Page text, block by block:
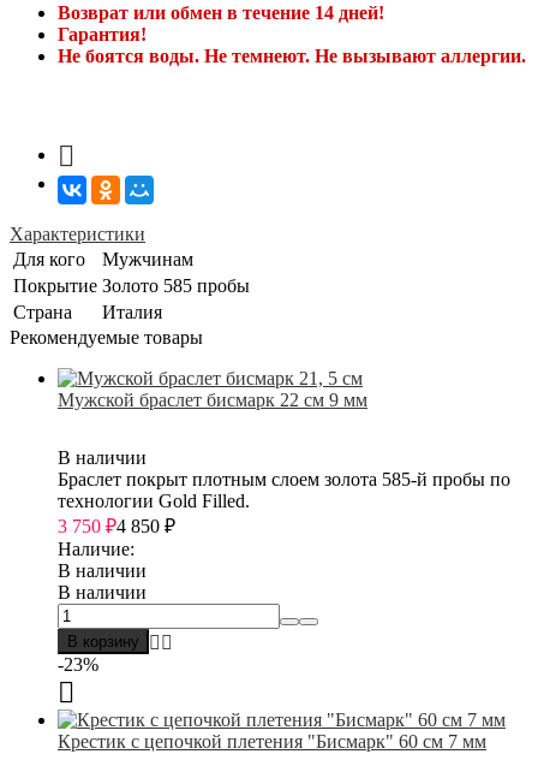
Возврат или обмен в течение 14 дней!
Гарантия!
Не боятся воды. Не темнеют. Не вызывают аллергии.
Характеристики
Для кого
Мужчинам
Покрытие Золото 585 пробы
Страна
Италия
Рекомендуемые товары
Мужской браслет бисмарк 22 см 9 мм
В наличии
Браслет покрыт плотным слоем золота 585-й пробы по
технологии Gold Filled.
3 750 ₽4 850 ₽
Наличие:
В наличии
В наличии
В корзину
-23%
Крестик с цепочкой плетения "Бисмарк" 60 см 7 мм